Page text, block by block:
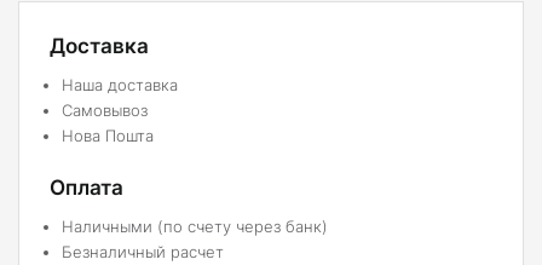
Доставка
Наша доставка
Самовывоз
Нова Пошта
Оплата
Наличными (по счету через банк)
Безналичный расчет